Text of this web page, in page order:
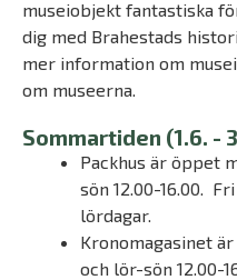
museiobjekt fantastiska
dig med Brahestads
mer information om
om museerna.
Sommartiden (1.6. -
Packhus är öppet
sön 12.00-16.00.
lördagar.
Kronomagasinet
och lör-sön 12.00-